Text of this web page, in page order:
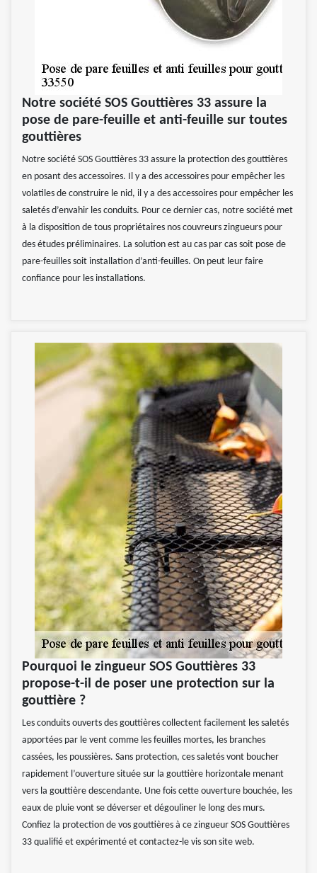
Notre société SOS Gouttières 33 assure la
pose de pare-feuille et anti-feuille sur toutes
gouttières
Notre société SOS Gouttières 33 assure la protection des gouttières
en posant des accessoires. Il y a des accessoires pour empêcher les
volatiles de construire le nid, il y a des accessoires pour empêcher les
saletés d’envahir les conduits. Pour ce dernier cas, notre société met
à la disposition de tous propriétaires nos couvreurs zingueurs pour
des études préliminaires. La solution est au cas par cas soit pose de
pare-feuilles soit installation d’anti-feuilles. On peut leur faire
confiance pour les installations.
Pourquoi le zingueur SOS Gouttières 33
propose-t-il de poser une protection sur la
gouttière ?
Les conduits ouverts des gouttières collectent facilement les saletés
apportées par le vent comme les feuilles mortes, les branches
cassées, les poussières. Sans protection, ces saletés vont boucher
rapidement l’ouverture située sur la gouttière horizontale menant
vers la gouttière descendante. Une fois cette ouverture bouchée, les
eaux de pluie vont se déverser et dégouliner le long des murs.
Confiez la protection de vos gouttières à ce zingueur SOS Gouttières
33 qualifié et expérimenté et contactez-le vis son site web.